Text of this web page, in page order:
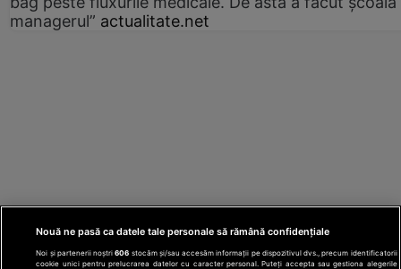
managerul” actualitate.net
Nouă ne pasă ca datele tale personale să rămână confidențiale
Noi și partenerii noștri606 stocăm și/sau accesăm informații pe dispozitivul dvs., precum identificatorii
cookie unici pentru prelucrarea datelor cu caracter personal. Puteți accepta sau gestiona alegerile